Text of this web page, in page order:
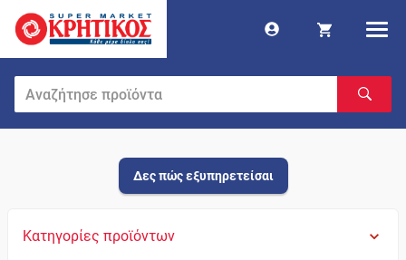
Δες πώς εξυπηρετείσαι
Κατηγορίες προϊόντων